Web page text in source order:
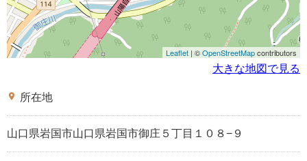
Leaflet | ©OpenStreetMapcontributors
大きな地図で見る
place 所在地
山口県岩国市山口県岩国市御庄５丁目１０８−９